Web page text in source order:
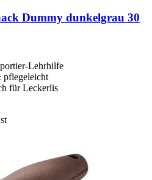
Dummy dunkelgrau 30
Lehrhilfe
pflegeleicht
für Leckerlis